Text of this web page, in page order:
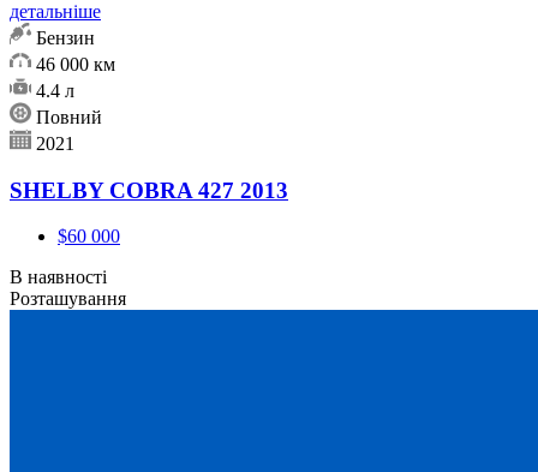
детальніше
Бензин
46 000 км
4.4 л
Повний
2021
SHELBY COBRA 427 2013
$60 000
В наявності
Розташування